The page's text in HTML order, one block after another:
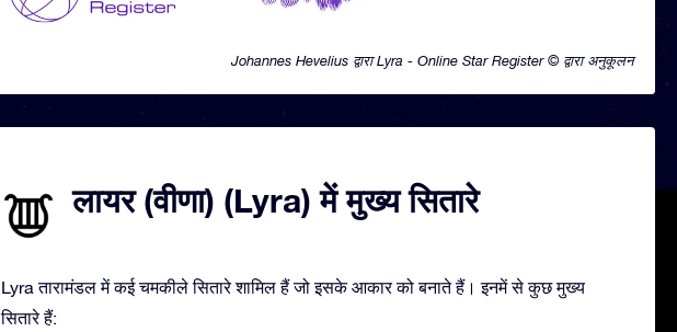
Johannes Hevelius द्वारा Lyra - Online Star Register © द्वारा अनुकूलन
लायर (वीणा) (Lyra) में मुख्य सितारे
Lyra तारामंडल में कई चमकीले सितारे शामिल हैं जो इसके आकार को बनाते हैं। इनमें से कुछ मुख्य
सितारे हैं: